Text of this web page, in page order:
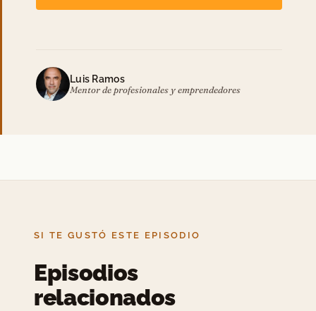
Luis Ramos
Mentor de profesionales y emprendedores
SI TE GUSTÓ ESTE EPISODIO
Episodios
relacionados